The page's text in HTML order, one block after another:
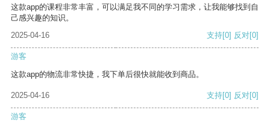
这款app的课程非常丰富，可以满足我不同的学习需求，让我能够找到自
己感兴趣的知识。
2025-04-16
支持[0] 反对[0]
游客
这款app的物流非常快捷，我下单后很快就能收到商品。
2025-04-16 支持[0] 反对[0]
游客